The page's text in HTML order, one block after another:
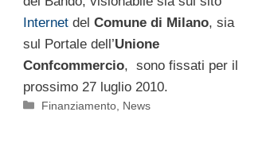
Internetdel Comune di Milano, sia
sul Portale dell’Unione
Confcommercio, sono fissati per il
prossimo 27 luglio 2010.
Categorie
Finanziamento News